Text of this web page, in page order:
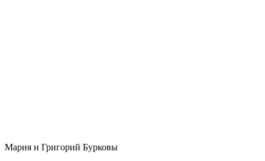
Мария и Григорий Бурковы